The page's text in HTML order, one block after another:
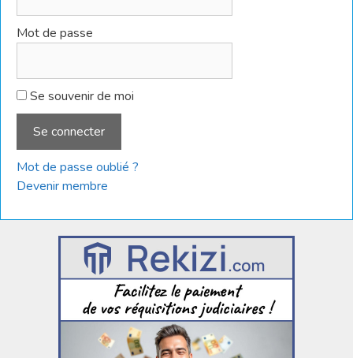
Mot de passe
Se souvenir de moi
Mot de passe oublié ?
Devenir membre